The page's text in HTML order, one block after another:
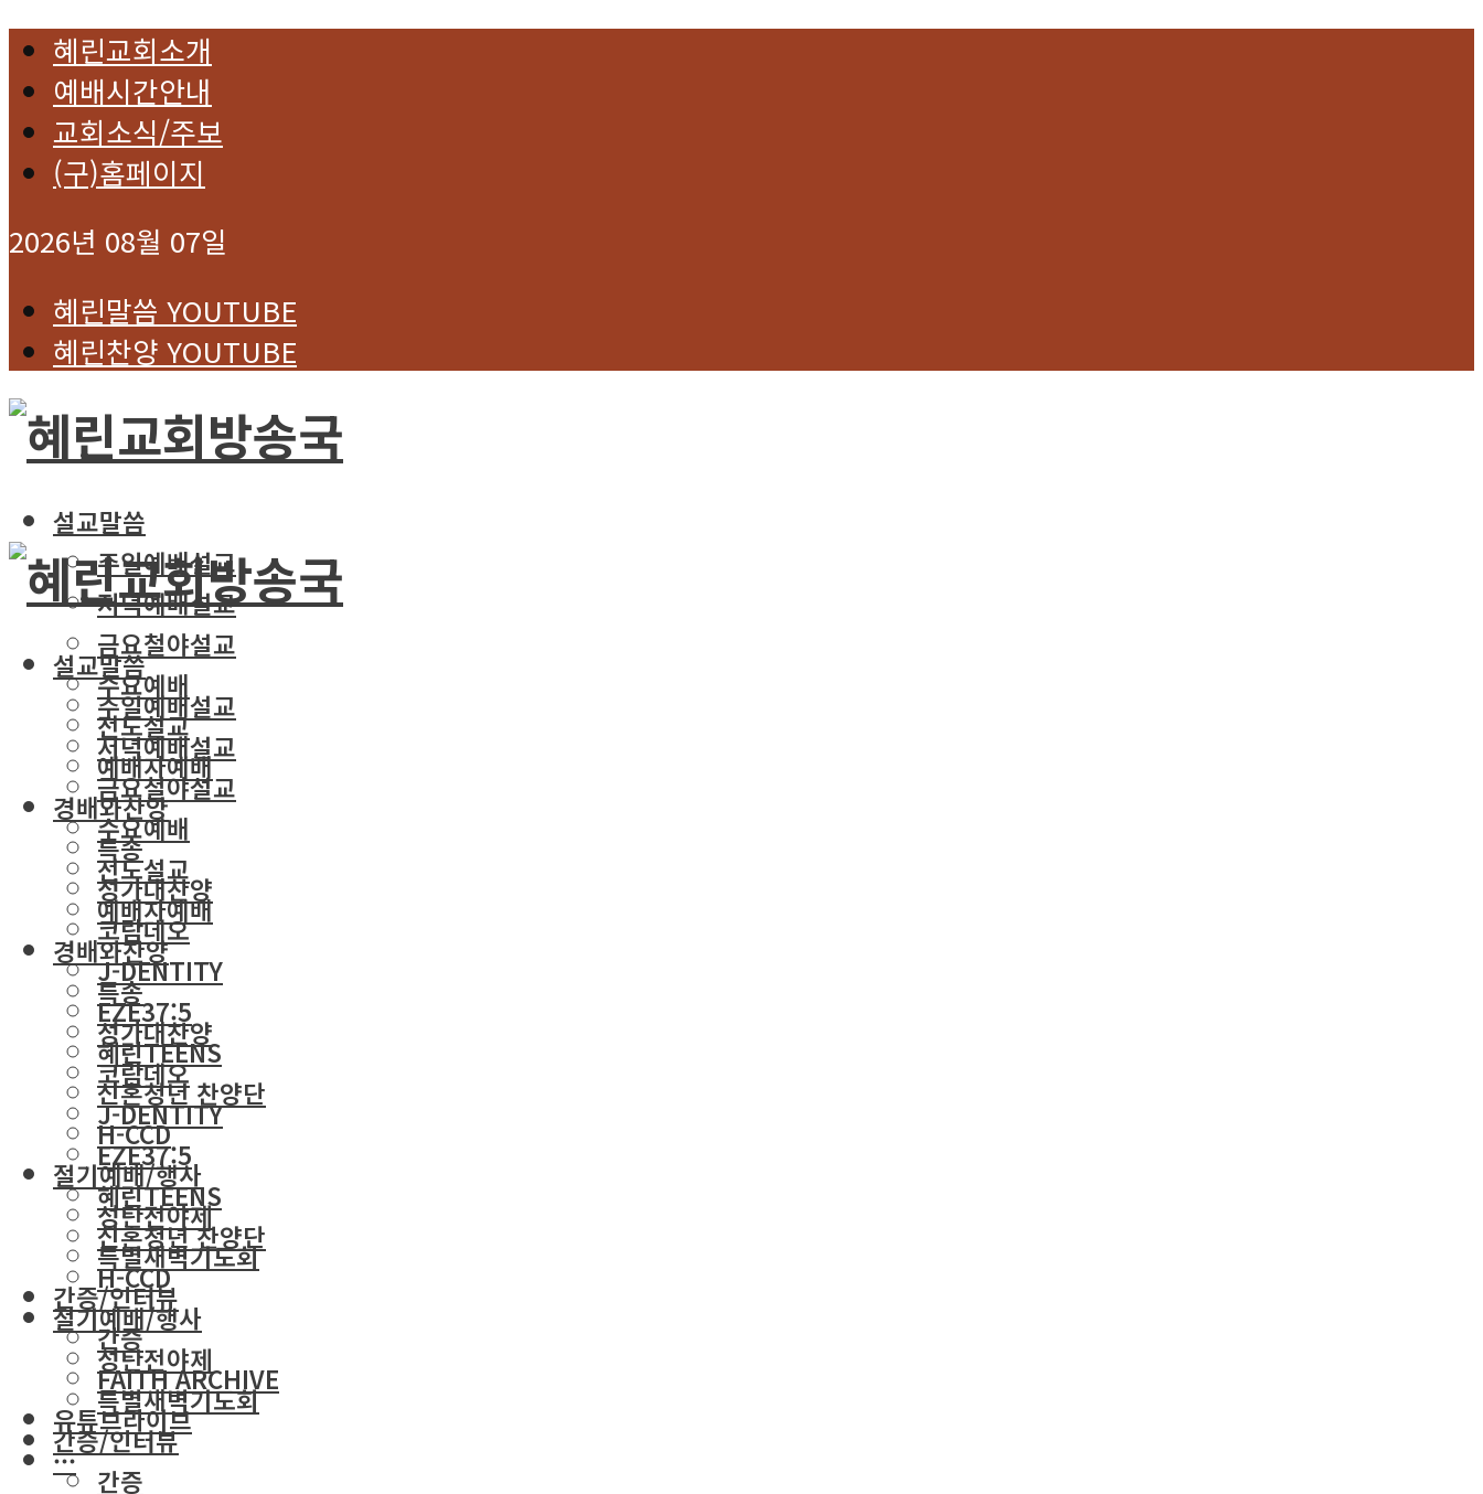
혜린교회소개
예배시간안내
교회소식/주보
(구)홈페이지
2026년 08월 07일
혜린말씀 YOUTUBE
혜린찬양 YOUTUBE
설교말씀
주일예배설교
저녁예배설교
금요철야설교
수요예배
전도설교
예배자예배
경배와찬양
특송
성가대찬양
코람데오
J-DENTITY
EZE37:5
혜린TEENS
신혼청년 찬양단
H-CCD
절기예배/행사
성탄전야제
특별새벽기도회
간증/인터뷰
간증
FAITH ARCHIVE
유튜브라이브
···
설교말씀
주일예배설교
저녁예배설교
금요철야설교
수요예배
전도설교
예배자예배
경배와찬양
특송
성가대찬양
코람데오
J-DENTITY
EZE37:5
혜린TEENS
신혼청년 찬양단
H-CCD
절기예배/행사
성탄전야제
특별새벽기도회
간증/인터뷰
간증